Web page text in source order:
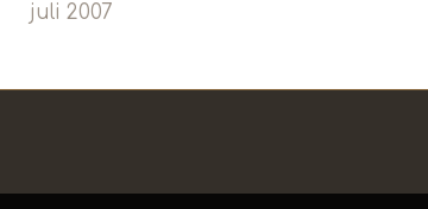
juli 2007